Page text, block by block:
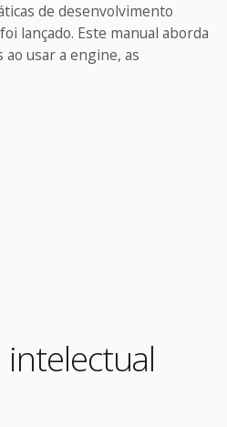
de desenvolvimento
lançado. Este manual aborda
ao usar a engine, as